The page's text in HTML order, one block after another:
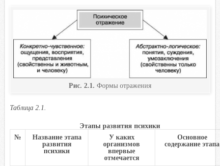
Рис. 2.1. Формы отражения
Таблица 2.1.
Этапы развития психики
№
Название этапа
развития
психики
У каких
организмов
впервые
отмечается
Основное
содержание этапа